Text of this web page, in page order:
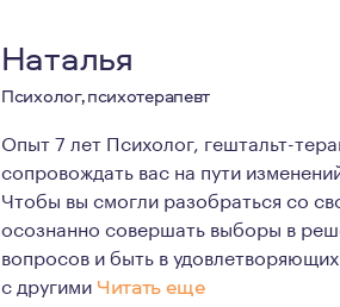
Наталья
Психолог, психотерапевт
Опыт 7 лет Психолог, гештальт-
сопровождать вас на пути
Чтобы вы смогли разобраться со
осознанно совершать выборы в
вопросов и быть в
с другими Читать еще